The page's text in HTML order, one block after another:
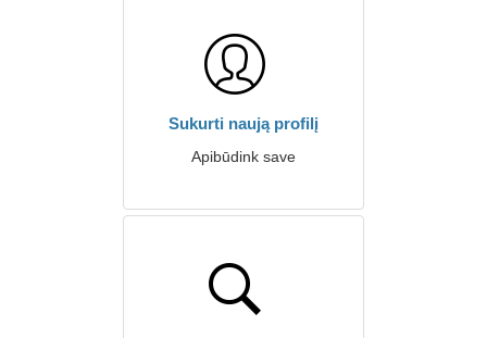
Sukurti naują profilį
Apibūdink save